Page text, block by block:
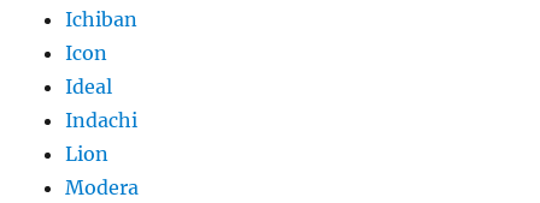
Ichiban
Icon
Ideal
Indachi
Lion
Modera